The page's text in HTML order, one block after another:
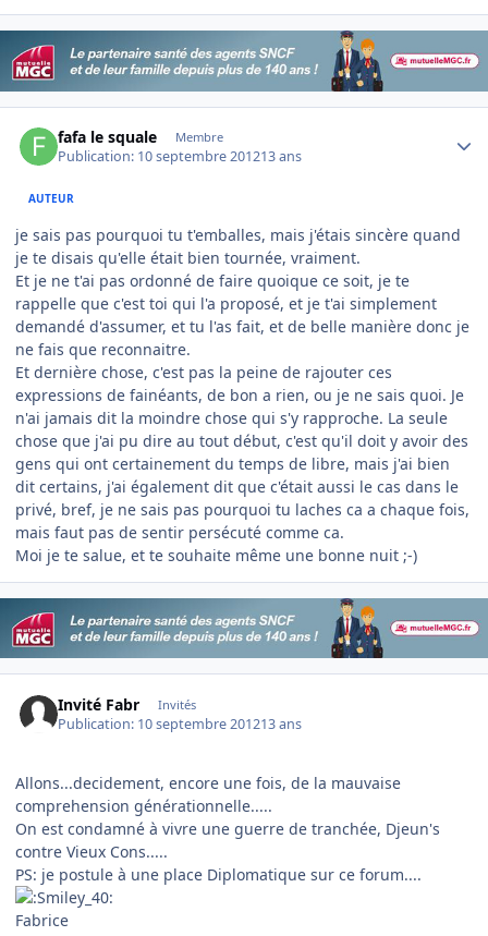
fafa le squale Membre
Publication: 10 septembre 201213 ans
AUTEUR
je sais pas pourquoi tu t'emballes, mais j'étais sincère quand
je te disais qu'elle était bien tournée, vraiment.
Et je ne t'ai pas ordonné de faire quoique ce soit, je te
rappelle que c'est toi qui l'a proposé, et je t'ai simplement
demandé d'assumer, et tu l'as fait, et de belle manière donc je
ne fais que reconnaitre.
Et dernière chose, c'est pas la peine de rajouter ces
expressions de fainéants, de bon a rien, ou je ne sais quoi. Je
n'ai jamais dit la moindre chose qui s'y rapproche. La seule
chose que j'ai pu dire au tout début, c'est qu'il doit y avoir des
gens qui ont certainement du temps de libre, mais j'ai bien
dit certains, j'ai également dit que c'était aussi le cas dans le
privé, bref, je ne sais pas pourquoi tu laches ca a chaque fois,
mais faut pas de sentir persécuté comme ca.
Moi je te salue, et te souhaite même une bonne nuit ;-)
Invité Fabr Invités
Publication: 10 septembre 201213 ans
Allons...decidement, encore une fois, de la mauvaise
comprehension générationnelle.....
On est condamné à vivre une guerre de tranchée, Djeun's
contre Vieux Cons.....
PS: je postule à une place Diplomatique sur ce forum....
Fabrice